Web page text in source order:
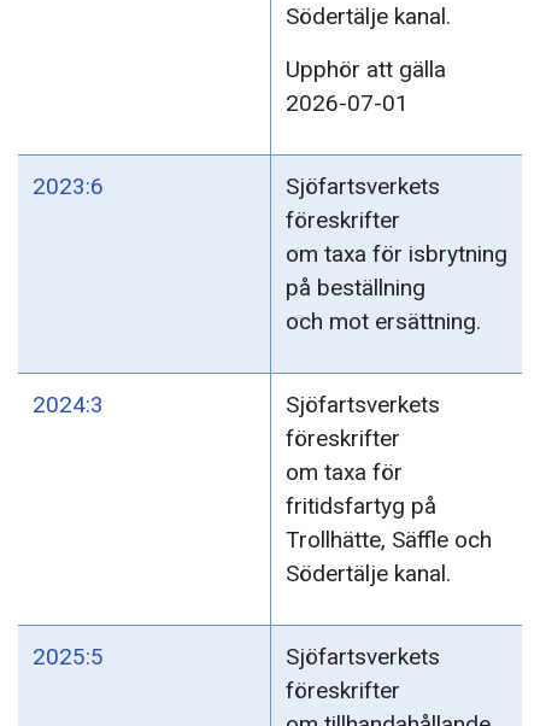
Södertälje kanal.
Upphör att gälla
2026-07-01
2023:6
Sjöfartsverkets
föreskrifter
om taxa för isbrytning
på beställning
och mot ersättning.
2024:3
Sjöfartsverkets
föreskrifter
om taxa för
fritidsfartyg på
Trollhätte, Säffle och
Södertälje kanal.
2025:5
Sjöfartsverkets
föreskrifter